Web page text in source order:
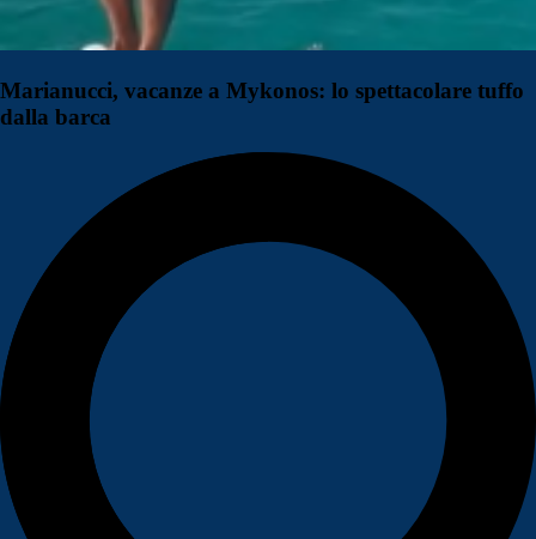
Marianucci, vacanze a Mykonos: lo spettacolare tuffo
dalla barca